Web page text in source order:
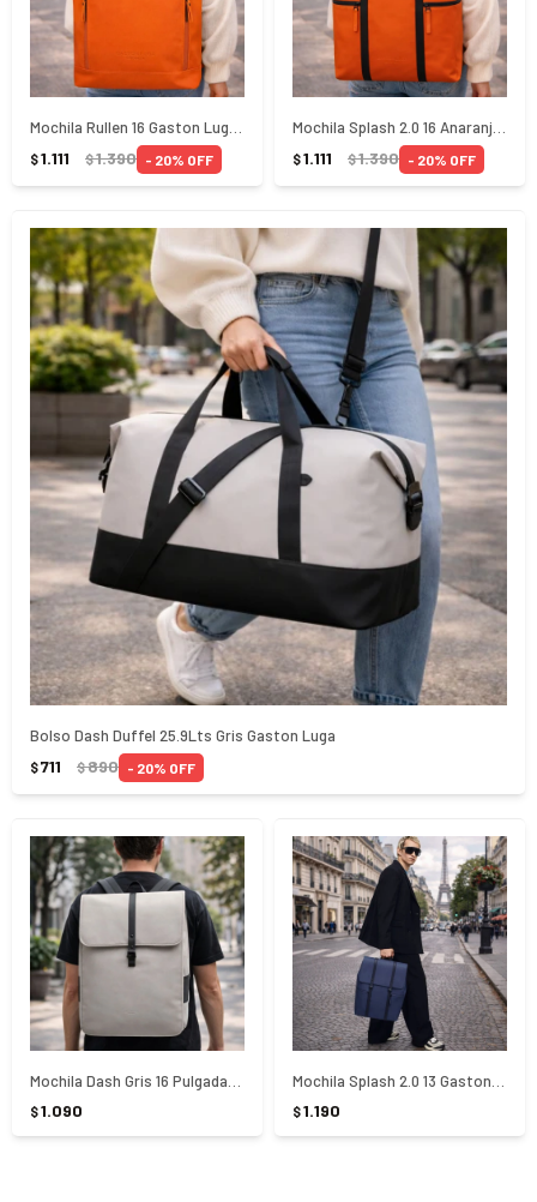
$1.111 $1.390 20 $1.111 $1.390 20
Bolso Dash Duffel 25.9Lts Gris Gaston Luga
$711 $890 20
$1.090 $1.190